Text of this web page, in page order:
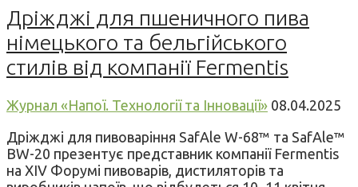
Дріжджі для пшеничного пива
німецького та бельгійського
стилів від компанії Fermentis
Журнал «Напої. Технології та Інновації» 08.04.2025
Дріжджі для пивоваріння SafAle W-68™ та SafAle™
BW-20 презентує представник компанії Fermentis
на XIV Форумі пивоварів, дистиляторів та